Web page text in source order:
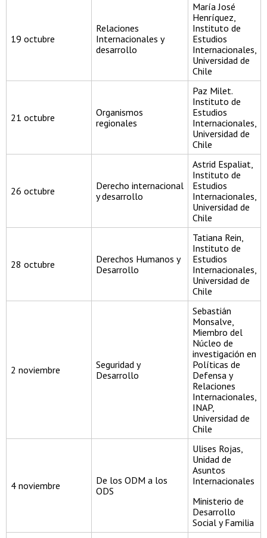
19 octubre
Relaciones
Internacionales y
desarrollo
María José
Henríquez,
Instituto de
Estudios
Internacionales,
Universidad de
Chile
21 octubre
Organismos
regionales
Paz Milet.
Instituto de
Estudios
Internacionales,
Universidad de
Chile
26 octubre
Derecho internacional
y desarrollo
Astrid Espaliat,
Instituto de
Estudios
Internacionales,
Universidad de
Chile
28 octubre
Derechos Humanos y
Desarrollo
Tatiana Rein,
Instituto de
Estudios
Internacionales,
Universidad de
Chile
2 noviembre
Seguridad y
Desarrollo
Sebastián
Monsalve,
Miembro del
Núcleo de
investigación en
Políticas de
Defensa y
Relaciones
Internacionales,
INAP,
Universidad de
Chile
4 noviembre
De los ODM a los
ODS
Ulises Rojas,
Unidad de
Asuntos
Internacionales
Ministerio de
Desarrollo
Social y Familia